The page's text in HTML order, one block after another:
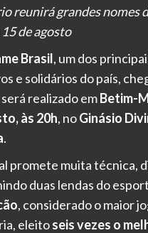
reunirá grandes nomes
de agosto
Brasil, um dos
e solidários do país,
realizado emBetim-
às 20h, noGinásio
.
promete muita técnica,
duas lendas do
, considerado o maior
eleitoseis vezes o